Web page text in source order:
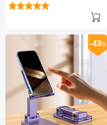
-43%